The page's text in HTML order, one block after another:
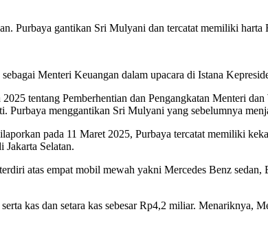
Purbaya gantikan Sri Mulyani dan tercatat memiliki harta
Menteri Keuangan dalam upacara di Istana
tentang Pemberhentian dan Pengangkatan Menteri
menggantikan Sri Mulyani yang sebelumnya
pada 11 Maret 2025, Purbaya tercatat memiliki
Jakarta Selatan.
atas empat mobil mewah yakni Mercedes Benz
kas dan setara kas sebesar Rp4,2 miliar. Menariknya,